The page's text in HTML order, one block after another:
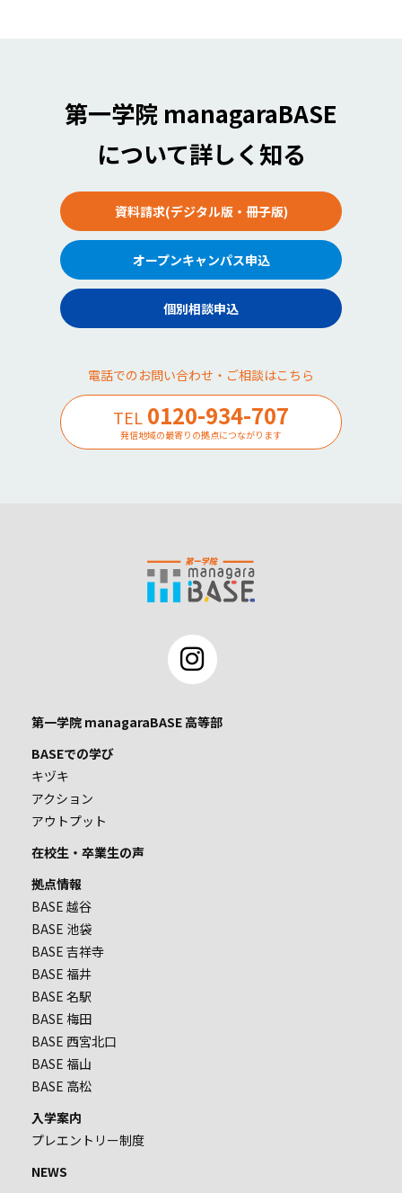
第一学院 managaraBASE
について詳しく知る
資料請求(デジタル版・冊子版)
オープンキャンパス申込
個別相談申込
電話でのお問い合わせ・ご相談はこちら
TEL 0120-934-707
発信地域の最寄りの拠点につながります
第一学院 managaraBASE 高等部
BASEでの学び
キヅキ
アクション
アウトプット
在校生・卒業生の声
拠点情報
BASE 越谷
BASE 池袋
BASE 吉祥寺
BASE 福井
BASE 名駅
BASE 梅田
BASE 西宮北口
BASE 福山
BASE 高松
入学案内
プレエントリー制度
NEWS